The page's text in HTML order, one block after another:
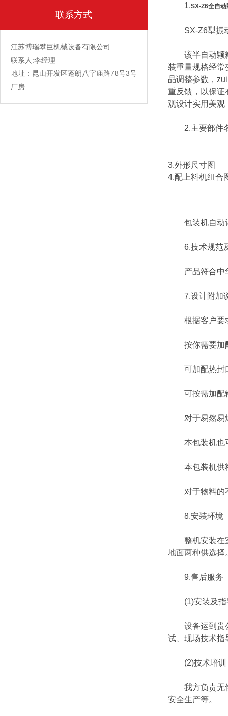
联系方式
江苏博瑞攀巨机械设备有限公司
联系人:李经理
地址：昆山开发区蓬朗八字庙路78号3号
厂房
1.SX-Z6全自
SX-Z6型振动
该半自动颗粒
装重量规格经
品调整参数，
重反馈，以保证
观设计实用美观
2.主要部件
3.外形尺寸图
4.配上料机组合
包装机自动计
6.技术规范
产品符合中华
7.设计附加
根据客户要求
按你需要加配
可加配热封
可按需加配输
对于易然易爆
本包装机也可
本包装机供料
对于物料的不
8.安装环境
整机安装在室
地面两种供选择
9.售后服务
(1)安装及指
设备运到贵公
试、现场技术指
(2)技术培训
我方负责无偿
安全生产等。